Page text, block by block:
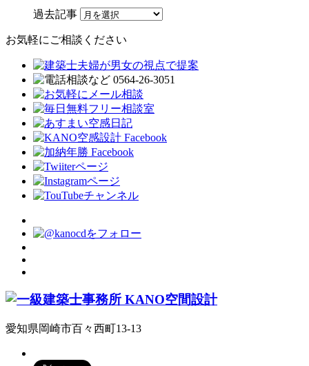
過去記事
お気軽にご相談ください
愛知県岡崎市百々西町13-13